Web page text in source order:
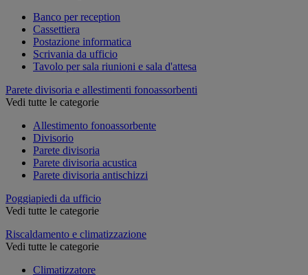
Banco per reception
Cassettiera
Postazione informatica
Scrivania da ufficio
Tavolo per sala riunioni e sala d'attesa
Parete divisoria e allestimenti fonoassorbenti
Vedi tutte le categorie
Allestimento fonoassorbente
Divisorio
Parete divisoria
Parete divisoria acustica
Parete divisoria antischizzi
Poggiapiedi da ufficio
Vedi tutte le categorie
Riscaldamento e climatizzazione
Vedi tutte le categorie
Climatizzatore